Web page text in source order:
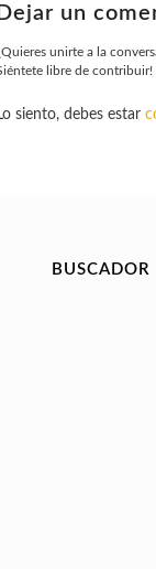
Dejar un
unirte a la
libre de contribuir!
Lo siento, debes estar
BUSCADOR